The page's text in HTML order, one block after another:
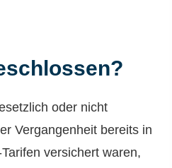
oder nicht
Vergangenheit bereits in
versichert waren,